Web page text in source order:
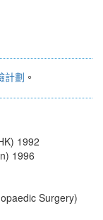
計劃 。
1992
1996
Surgery)